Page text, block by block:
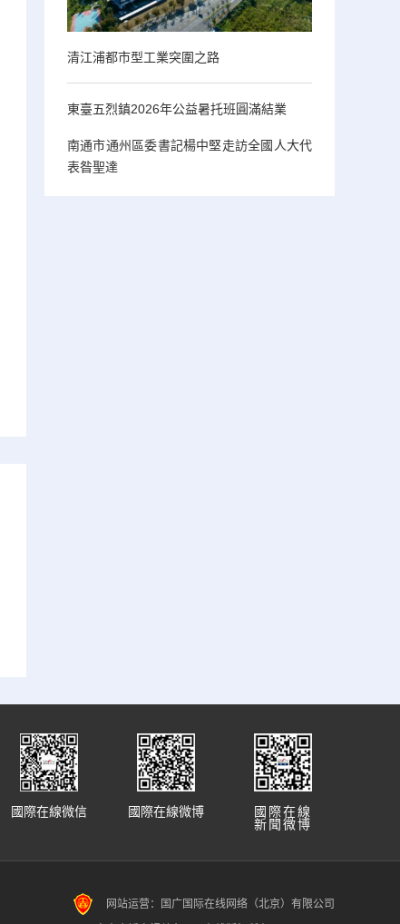
清江浦都市型工業突圍之路
東臺五烈鎮2026年公益暑托班圓滿結業
南通市通州區委書記楊中堅走訪全國人大代
表昝聖達
國際在線
新聞微博
國際在線微博
國際在線微信
网站运营：国广国际在线网络（北京）有限公司